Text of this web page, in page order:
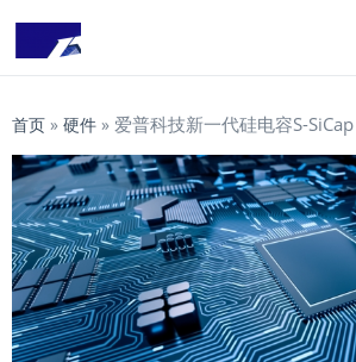
首页 » 硬件 » 爱普科技新一代硅电容S-